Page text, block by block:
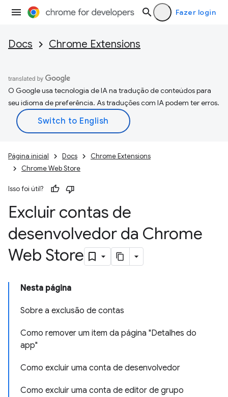
Fazer login
Docs Chrome Extensions
O Google usa tecnologia de IA na tradução de conteúdos para
seu idioma de preferência. As traduções com IA podem ter erros.
Página inicial Docs
Chrome Extensions
Chrome Web Store
Isso foi útil?
Excluir contas de
desenvolvedor da Chrome
Web Store
Nesta página
Sobre a exclusão de contas
Como remover um item da página "Detalhes do
app"
Como excluir uma conta de desenvolvedor
Como excluir uma conta de editor de grupo